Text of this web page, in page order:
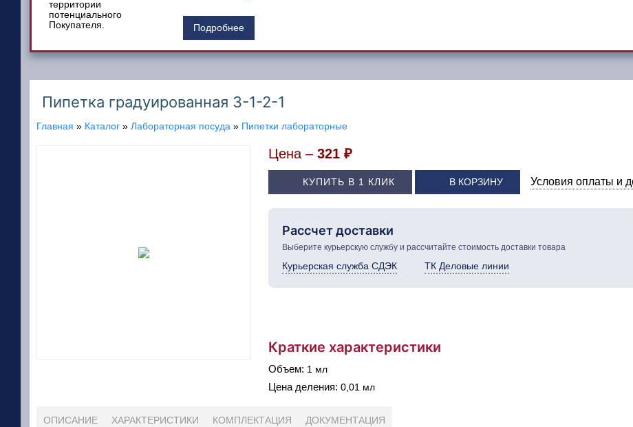
Подробнее
Пипетка градуированная 3-1-2-1
Главная » Каталог » Лабораторная посуда » Пипетки лабораторные
Цена – 321 ₽
КУПИТЬ В 1 КЛИК В КОРЗИНУ Условия оплаты и
Рассчет доставки
Выберите курьерскую службу и рассчитайте стоимость доставки товара
Курьерская служба СДЭК ТК Деловые линии
Краткие характеристики
Объем: 1 мл
Цена деления: 0,01 мл
ОПИСАНИЕ ХАРАКТЕРИСТИКИ КОМПЛЕКТАЦИЯ ДОКУМЕНТАЦИЯ